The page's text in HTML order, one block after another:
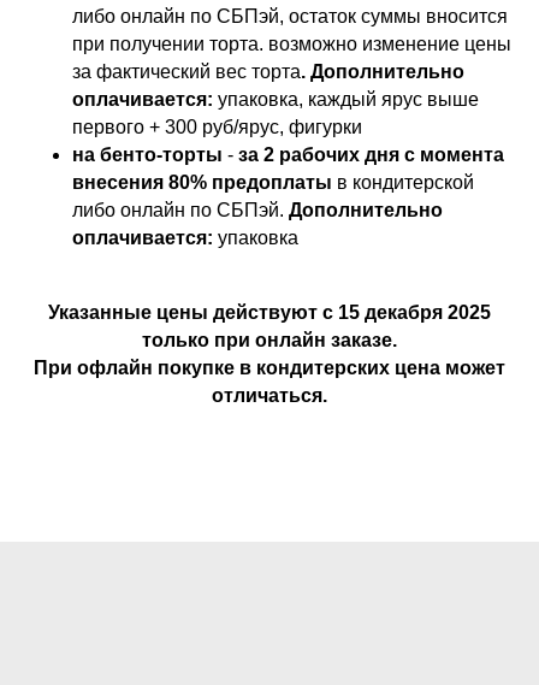
либо онлайн по СБПэй, остаток суммы вносится
при получении торта. возможно изменение цены
за фактический вес торта. Дополнительно
оплачивается: упаковка, каждый ярус выше
первого + 300 руб/ярус, фигурки
на бенто-торты - за 2 рабочих дня с момента
внесения 80% предоплаты в кондитерской
либо онлайн по СБПэй. Дополнительно
оплачивается: упаковка
Указанные цены действуют с 15 декабря 2025
только при онлайн заказе.
При офлайн покупке в кондитерских цена может
отличаться.